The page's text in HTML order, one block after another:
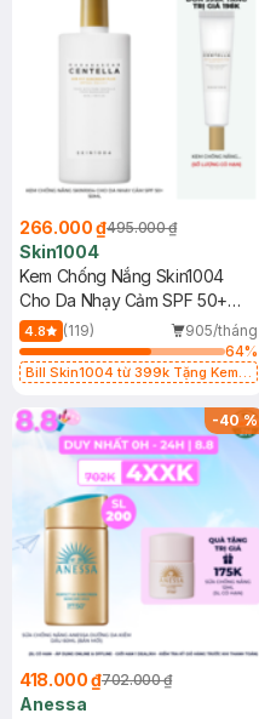
266.000 ₫495.000 ₫
Skin1004
Kem Chống Nắng Skin1004
Cho Da Nhạy Cảm SPF 50+
50ml
4.8 (119)
905/tháng
64%
Bill Skin1004 từ 399k Tặng Kem
SPF 50+ 20ml (SL Có Hạn)
-40%
418.000 ₫702.000 ₫
Anessa